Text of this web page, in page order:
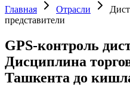
Главная Отрасли
представители
GPS-контроль
Дисциплина
Ташкента до